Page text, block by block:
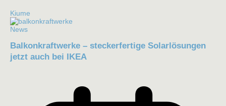
Kiume
News
Balkonkraftwerke – steckerfertige Solarlösungen
jetzt auch bei IKEA